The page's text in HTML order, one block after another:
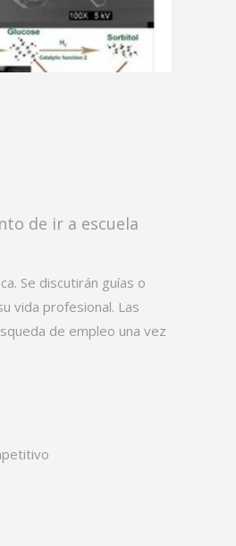
de ir a escuela
Se discutirán guías o
vida profesional. Las
de empleo una vez